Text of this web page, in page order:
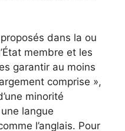
dans la ou
membre et les
garantir au moins
comprise »,
minorité
langue
l’anglais. Pour